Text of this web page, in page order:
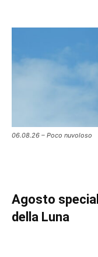
06.08.26 – Poco nuvoloso
Agosto
della Luna